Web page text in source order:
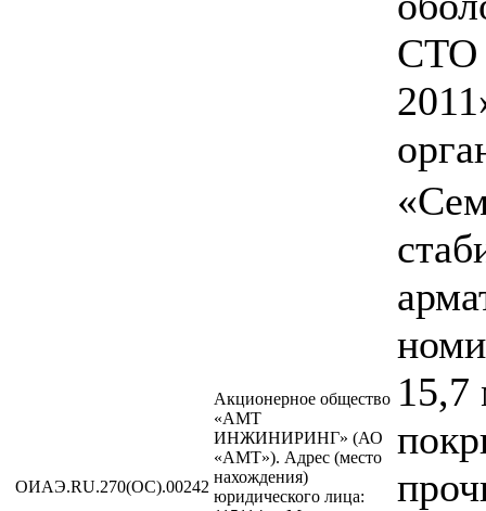
СТО
ОИАЭ.RU.270(ОС).00242
Акционерное общество
«АМТ
ИНЖИНИРИНГ» (АО
«АМТ»). Адрес (место
нахождения)
юридического лица:
15,7